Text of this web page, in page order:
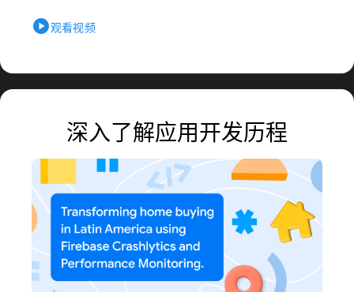
play_circle观看视频
深入了解应用开发历程